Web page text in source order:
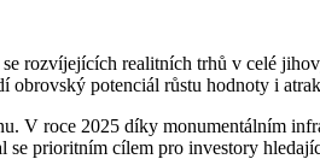
rozvíjejících realitních trhů v celé
obrovský potenciál růstu hodnoty i
V roce 2025 díky monumentálním
se prioritním cílem pro investory